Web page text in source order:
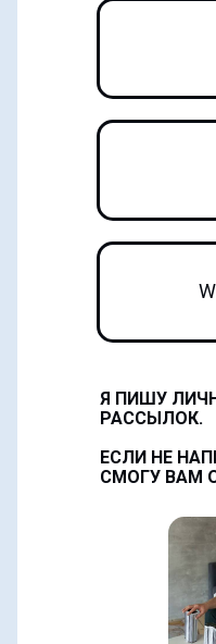
Я ПИШУ
РАССЫЛОК.
ЕСЛИ НЕ
СМОГУ ВАМ